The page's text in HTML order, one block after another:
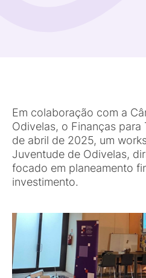
Em colaboração com a
Odivelas, o Finanças para
de abril de 2025, um
Juventude de Odivelas,
focado em planeamento
investimento.